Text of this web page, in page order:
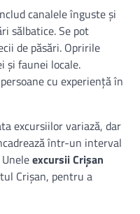
canalele înguste și
sălbatice. Se pot
de păsări. Opririle
și faunei locale.
cu experiență în
excursiilor variază, dar
într-un interval
excursii Crișan
Crișan, pentru a